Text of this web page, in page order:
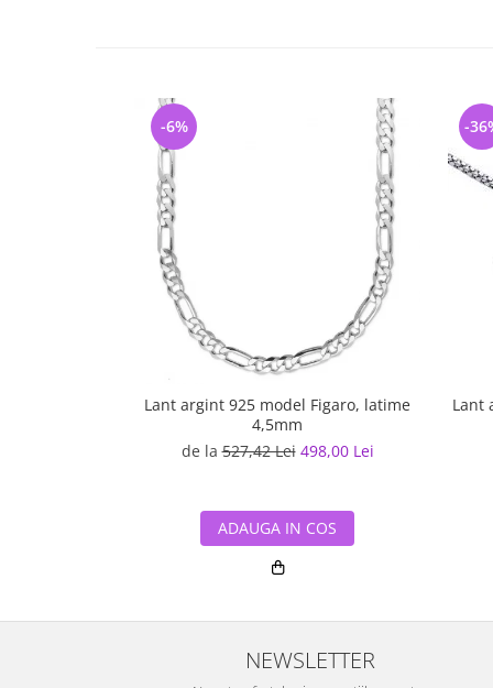
Lant argint 925 model Figaro, latime
4,5mm
de la527,42 Lei 498,00 Lei
-6%
ADAUGA IN COS
Lant
-
NEWSLETTER